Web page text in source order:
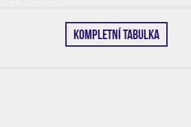
KOMPLETNÍ TABULKA